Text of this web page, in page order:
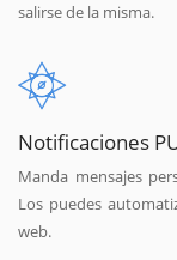
salirse de la misma.
Notificaciones
Manda mensajes
Los puedes
web.